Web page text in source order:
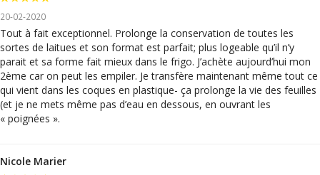
20-02-2020
Tout à fait exceptionnel. Prolonge la conservation de toutes les
sortes de laitues et son format est parfait; plus logeable qu’il n’y
parait et sa forme fait mieux dans le frigo. J’achète aujourd’hui mon
2ème car on peut les empiler. Je transfère maintenant même tout ce
qui vient dans les coques en plastique- ça prolonge la vie des feuilles
(et je ne mets même pas d’eau en dessous, en ouvrant les
« poignées ».
Nicole Marier